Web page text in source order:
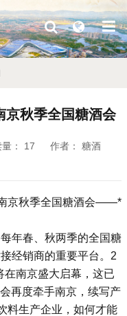
京秋季全国糖酒会
： 17 作者：
糖酒
京秋季全国糖酒会——*
年春、秋两季的全国糖
经销商的重要平台。2
南京盛大启幕，这已
再度牵手南京，续写产
料生产企业，如何才能